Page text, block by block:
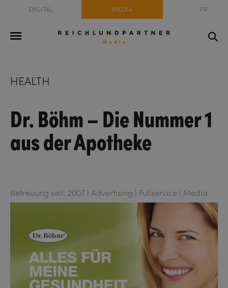
DIGITAL MEDIA PR
HEALTH
Dr. Böhm – Die Nummer 1
aus der Apotheke
Betreuung seit: 2007 | Advertising | Fullservice | Media